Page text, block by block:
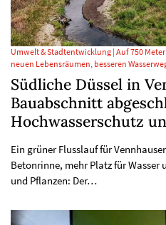
Umwelt & Stadtentwicklung | Auf 750
neuen Lebensräumen, besseren
Südliche Düssel in
Bauabschnitt
Hochwasserschutz
Ein grüner Flusslauf für
Betonrinne, mehr Platz für Wasser
und Pflanzen: Der…